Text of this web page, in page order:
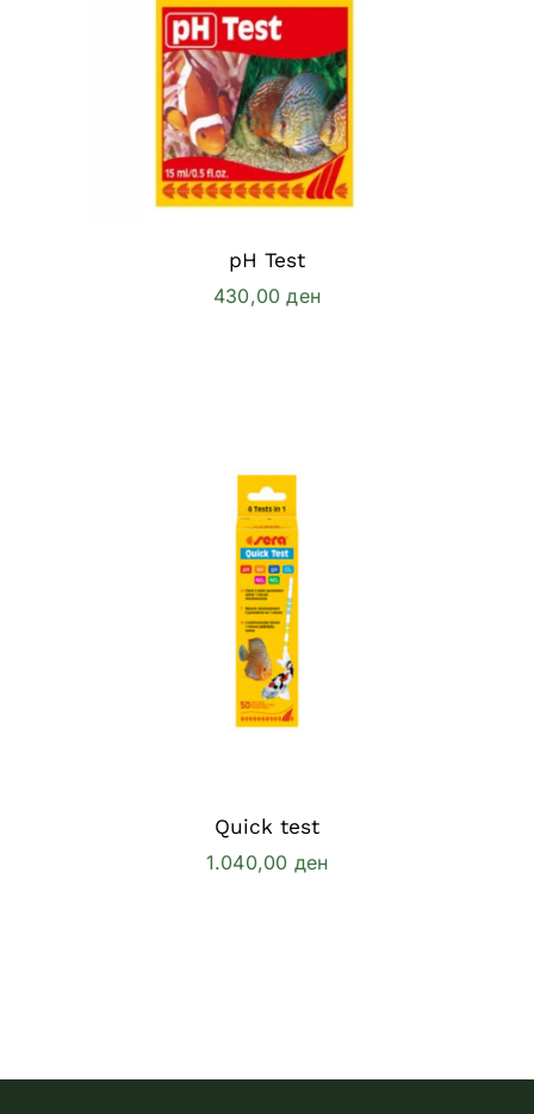
pH Test
430,00ден
Quick test
1.040,00 ден